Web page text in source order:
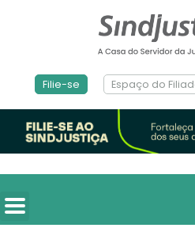
Filie-se Espaço do